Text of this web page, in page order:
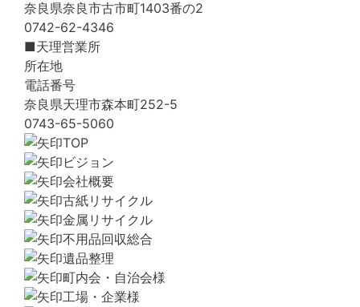
奈良県奈良市古市町1403番の2
0742-62-4346
■天理営業所
所在地
電話番号
奈良県天理市森本町252-5
0743-65-5060
TOP
ビジョン
会社概要
古紙リサイクル
金属リサイクル
不用品回収総合
遺品整理
町内会・自治会様
工場・企業様